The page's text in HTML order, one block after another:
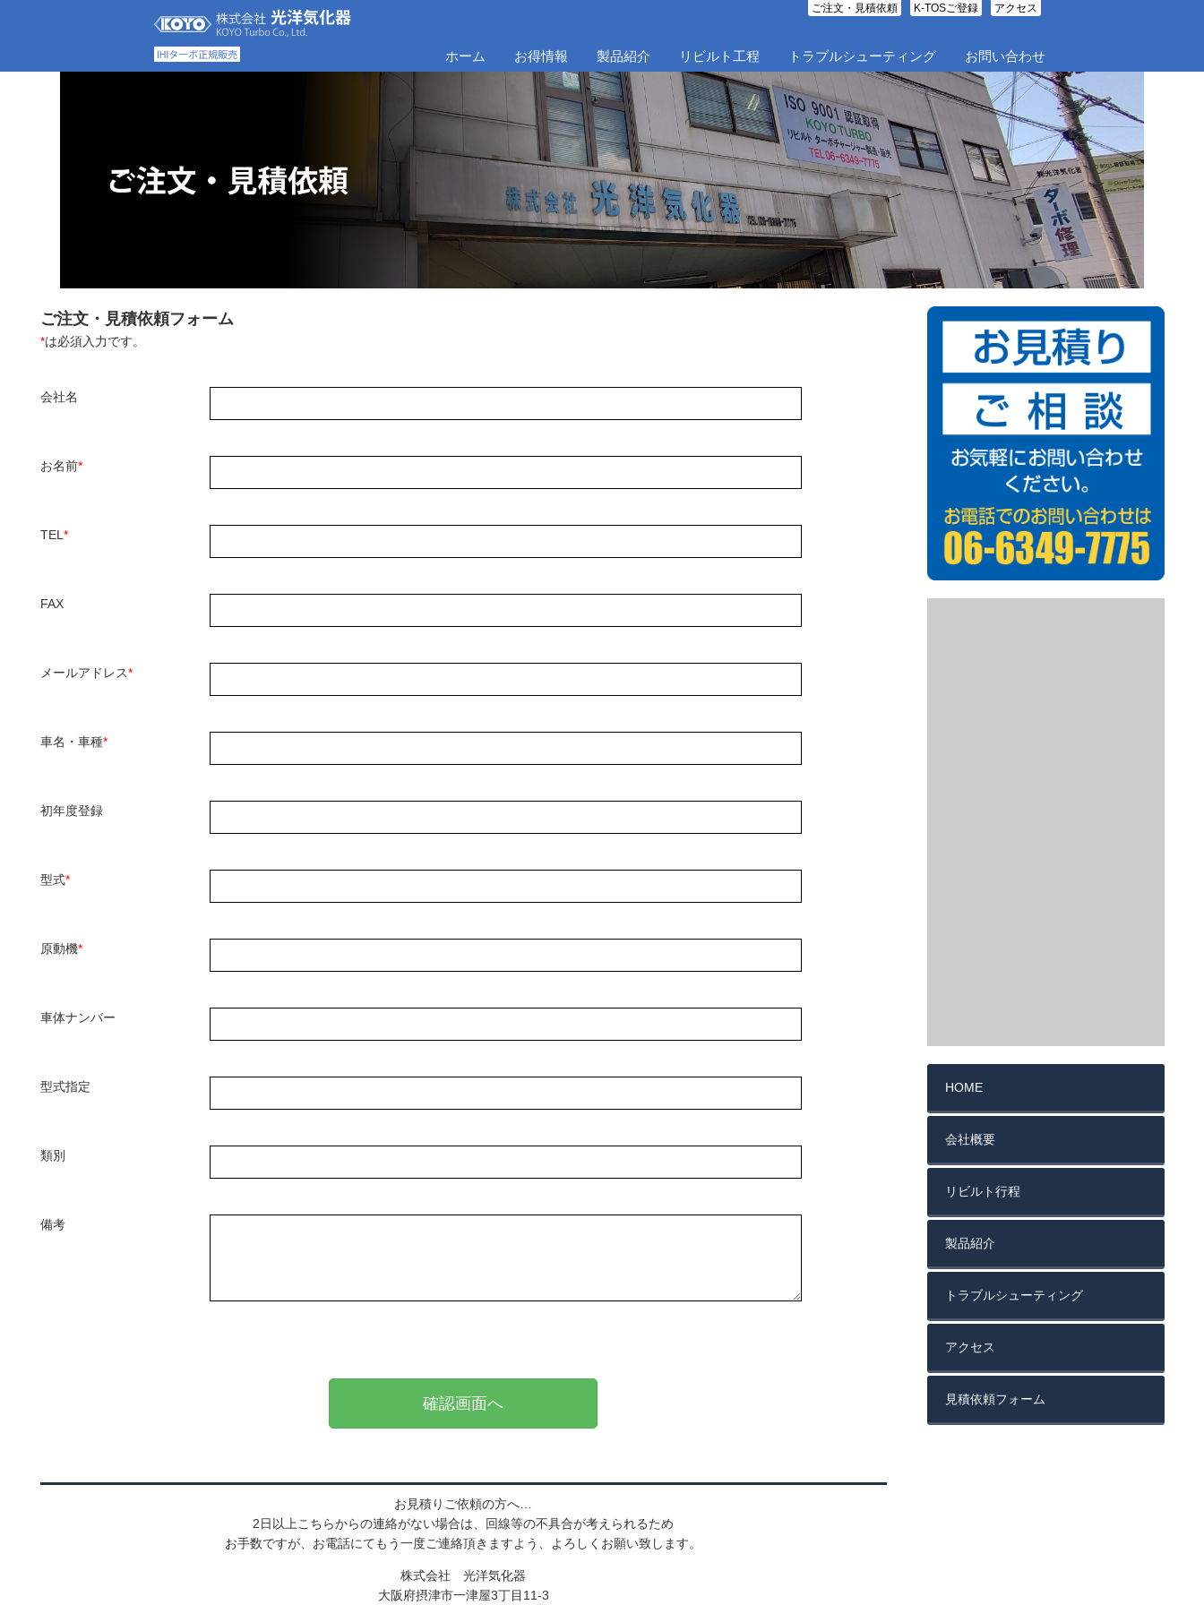
ご注文・見積依頼 K-TOSご登録 アクセス
ホーム お得情報 製品紹介 リビルト工程 トラブルシューティング お問い合わせ
ご注文・見積依頼フォーム
*は必須入力です。
会社名
お名前*
TEL *
FAX
メールアドレス*
車名・車種*
初年度登録
型式*
原動機*
車体ナンバー
型式指定
類別
備考
お見積りご依頼の方へ…
2日以上こちらからの連絡がない場合は、回線等の不具合が考えられるため
お手数ですが、お電話にてもう一度ご連絡頂きますよう、よろしくお願い致します。
株式会社 光洋気化器
大阪府摂津市一津屋3丁目11-3
HOME
会社概要
リビルト行程
製品紹介
トラブルシューティング
アクセス
見積依頼フォーム